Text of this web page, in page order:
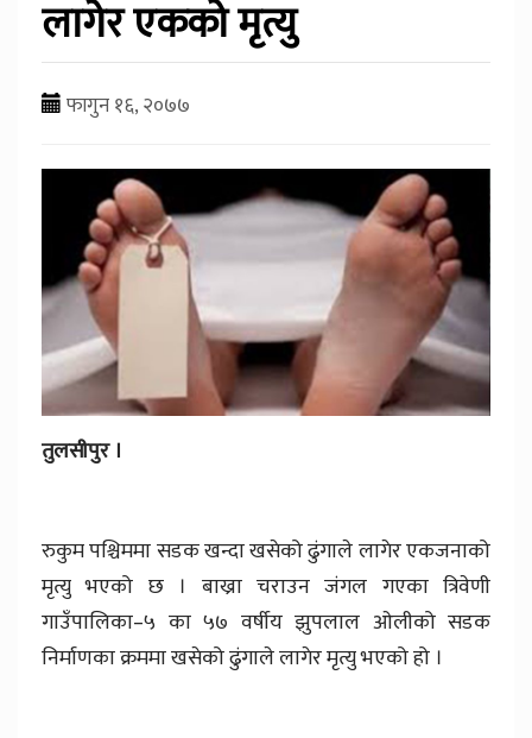
लागेर एकको मृत्यु
फागुन १६, २०७७
तुलसीपुर ।
रुकुम पश्चिममा सडक खन्दा खसेको ढुंगाले लागेर एकजनाको
मृत्यु भएको छ । बाख्रा चराउन जंगल गएका त्रिवेणी
गाउँपालिका–५ का ५७ वर्षीय झुपलाल ओलीको सडक
निर्माणका क्रममा खसेको ढुंगाले लागेर मृत्यु भएको हो ।